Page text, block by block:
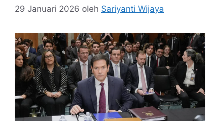
29 Januari 2026 oleh Sariyanti Wijaya